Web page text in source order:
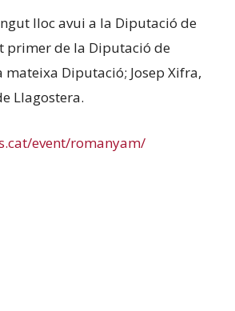
lloc avui a la Diputació de
primer de la Diputació de
mateixa Diputació; Josep Xifra,
Llagostera.
event/romanyam/